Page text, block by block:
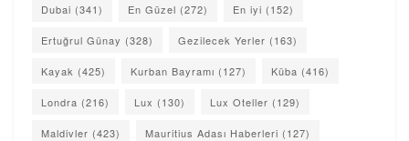
Dubai (341) En Güzel (272) En iyi (152)
Ertuğrul Günay (328) Gezilecek Yerler (163)
Kayak (425) Kurban Bayramı (127) Küba (416)
Londra (216) Lux (130) Lux Oteller (129)
Maldivler (423) Mauritius Adası Haberleri (127)